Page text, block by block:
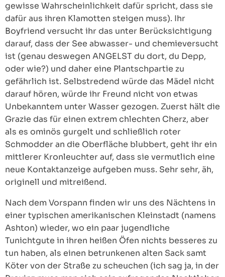
gewisse Wahrscheinlichkeit dafür spricht, dass sie
dafür aus ihren Klamotten steigen muss). Ihr
Boyfriend versucht ihr das unter Berücksichtigung
darauf, dass der See abwasser- und chemieversucht
ist (genau deswegen ANGELST du dort, du Depp,
oder wie?) und daher eine Plantschpartie zu
gefährlich ist. Selbstredend würde das Mädel nicht
darauf hören, würde ihr Freund nicht von etwas
Unbekanntem unter Wasser gezogen. Zuerst hält die
Grazie das für einen extrem chlechten Cherz, aber
als es ominös gurgelt und schließlich roter
Schmodder an die Oberfläche blubbert, geht ihr ein
mittlerer Kronleuchter auf, dass sie vermutlich eine
neue Kontaktanzeige aufgeben muss. Sehr sehr, äh,
originell und mitreißend.
Nach dem Vorspann finden wir uns des Nächtens in
einer typischen amerikanischen Kleinstadt (namens
Ashton) wieder, wo ein paar jugendliche
Tunichtgute in ihren heißen Öfen nichts besseres zu
tun haben, als einen betrunkenen alten Sack samt
Köter von der Straße zu scheuchen (ich sag ja, in der